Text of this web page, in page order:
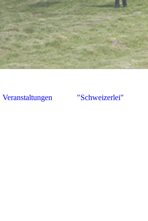
Veranstaltungen "Schweizerlei"